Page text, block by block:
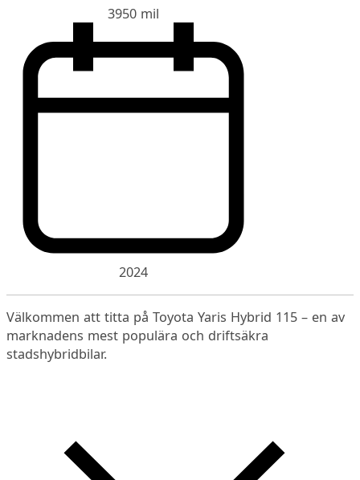
3950 mil
2024
Välkommen att titta på Toyota Yaris Hybrid 115 – en av
marknadens mest populära och driftsäkra
stadshybridbilar.